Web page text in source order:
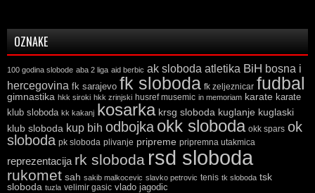
OZNAKE
100 godina slobode aba 2 liga aid berbic ak sloboda atletika BiH bosna i
hercegovina fk sarajevo fk sloboda fk zeljeznicar fudbal
gimnastika hkk siroki hkk zrinjski husref musemic in memoriam karate karate
klub sloboda kk kakanj kosarka krsg sloboda kuglanje kuglaski
klub sloboda kup bih odbojka okk sloboda okk spars ok
sloboda pk sloboda plivanje pripreme pripremna utakmica
reprezentacija rk sloboda rsd sloboda
rukomet sah sakib malkocevic slavko petrovic tenis tk sloboda tsk
sloboda tuzla velimir gasic vlado jagodic